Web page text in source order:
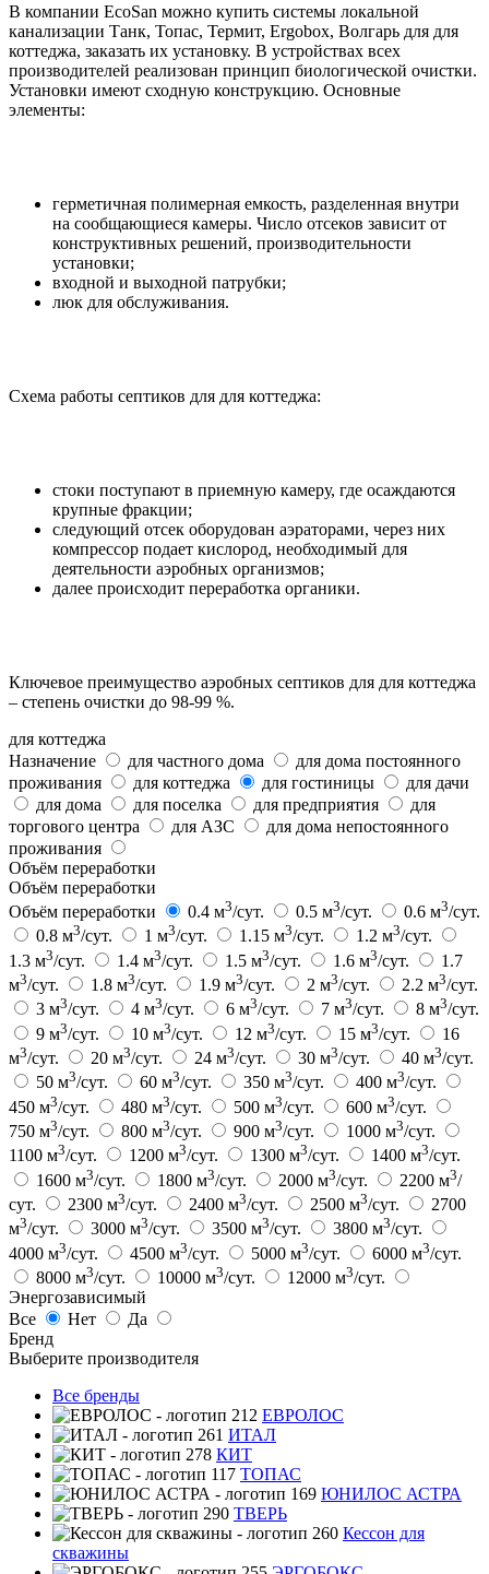
В компании EcoSan можно купить системы локальной
канализации Танк, Топас, Термит, Ergobox, Волгарь для для
коттеджа, заказать их установку. В устройствах всех
производителей реализован принцип биологической очистки.
Установки имеют сходную конструкцию. Основные
элементы:
герметичная полимерная емкость, разделенная внутри
на сообщающиеся камеры. Число отсеков зависит от
конструктивных решений, производительности
установки;
входной и выходной патрубки;
люк для обслуживания.
Схема работы септиков для для коттеджа:
стоки поступают в приемную камеру, где осаждаются
крупные фракции;
следующий отсек оборудован аэраторами, через них
компрессор подает кислород, необходимый для
деятельности аэробных организмов;
далее происходит переработка органики.
Ключевое преимущество аэробных септиков для для коттеджа
– степень очистки до 98-99 %.
для коттеджа
Назначение
для частного дома
для дома постоянного
проживания
для коттеджа для гостиницы
для дачи
для дома
для поселка для предприятия
для
торгового центра
для АЗС
для дома непостоянного
проживания
Объём переработки
Объём переработки
Объём переработки
0.4 м3/сут. 0.5 м3/сут. 0.6 м3/сут.
0.8 м3/сут. 1 м3/сут. 1.15 м3/сут. 1.2 м3/сут.
1.3 м3/сут. 1.4 м3/сут. 1.5 м3/сут. 1.6 м3/сут.
1.7
м3/сут. 1.8 м3/сут. 1.9 м3/сут. 2 м3/сут. 2.2 м3/сут.
3 м3/сут. 4 м3/сут. 6 м3/сут. 7 м3/сут. 8 м3/сут.
9 м3/сут. 10 м3/сут. 12 м3/сут. 15 м3/сут.
16
м3/сут. 20 м3/сут. 24 м3/сут. 30 м3/сут. 40 м3/сут.
50 м3/сут. 60 м3/сут. 350 м3/сут. 400 м3/сут.
450 м3/сут. 480 м3/сут. 500 м3/сут. 600 м3/сут.
750 м3/сут. 800 м3/сут. 900 м3/сут. 1000 м3/сут.
1100 м3/сут. 1200 м3/сут. 1300 м3/сут. 1400 м3/сут.
1600 м3/сут. 1800 м3/сут. 2000 м3/сут. 2200 м3/
сут.
2300 м3/сут. 2400 м3/сут. 2500 м3/сут.
2700
м3/сут. 3000 м3/сут. 3500 м3/сут. 3800 м3/сут.
4000 м3/сут. 4500 м3/сут. 5000 м3/сут. 6000 м3/сут.
8000 м3/сут. 10000 м3/сут. 12000 м3/сут.
Энергозависимый
Все
Нет
Да
Бренд
Выберите производителя
Все бренды
ЕВРОЛОС
ИТАЛ
КИТ
ТОПАС
ЮНИЛОС АСТРА
ТВЕРЬ
Кессон для
скважины